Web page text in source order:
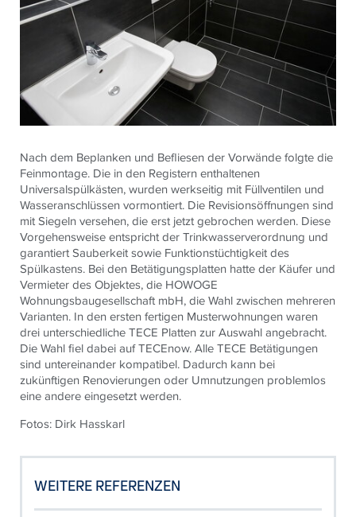
Nach dem Beplanken und Befliesen der Vorwände folgte die
Feinmontage. Die in den Registern enthaltenen
Universalspülkästen, wurden werkseitig mit Füllventilen und
Wasseranschlüssen vormontiert. Die Revisionsöffnungen sind
mit Siegeln versehen, die erst jetzt gebrochen werden. Diese
Vorgehensweise entspricht der Trinkwasserverordnung und
garantiert Sauberkeit sowie Funktionstüchtigkeit des
Spülkastens. Bei den Betätigungsplatten hatte der Käufer und
Vermieter des Objektes, die HOWOGE
Wohnungsbaugesellschaft mbH, die Wahl zwischen mehreren
Varianten. In den ersten fertigen Musterwohnungen waren
drei unterschiedliche TECE Platten zur Auswahl angebracht.
Die Wahl fiel dabei auf TECEnow. Alle TECE Betätigungen
sind untereinander kompatibel. Dadurch kann bei
zukünftigen Renovierungen oder Umnutzungen problemlos
eine andere eingesetzt werden.
Fotos: Dirk Hasskarl
WEITERE REFERENZEN